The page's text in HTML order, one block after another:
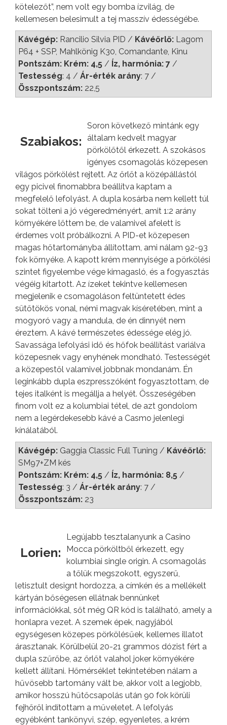
kötelezőt”, nem volt egy bomba ízvilág, de
kellemesen belesimult a tej masszív édességébe.
Kávégép: Rancilio Silvia PID / Kávéőrlő: Lagom
P64 + SSP, Mahlkönig K30, Comandante, Kinu
Pontszám: Krém: 4,5 / Íz, harmónia: 7 /
Testesség: 4 / Ár-érték arány: 7 /
Összpontszám: 22,5
Szabiakos:
Soron következő mintánk egy
általam kedvelt magyar
pörkölőtől érkezett. A szokásos
igényes csomagolás közepesen
világos pörkölést rejtett. Az őrlőt a középállástól
egy picivel finomabbra beállítva kaptam a
megfelelő lefolyást. A dupla kosárba nem kellett túl
sokat tölteni a jó végeredményért, amit 1:2 arány
környékére lőttem be, de valamivel afelett is
érdemes volt próbálkozni. A PID-et közepesen
magas hőtartományba állítottam, ami nálam 92-93
fok környéke. A kapott krém mennyisége a pörkölési
szintet figyelembe vége kimagasló, és a fogyasztás
végéig kitartott. Az ízeket tekintve kellemesen
megjelenik e csomagoláson feltüntetett édes
sütőtökös vonal, némi magvak kíséretében, mint a
mogyoró vagy a mandula, de én dinnyét nem
éreztem. A kávé természetes édessége elég jó.
Savassága lefolyási idő és hőfok beállítást variálva
közepesnek vagy enyhének mondható. Testességét
a közepestől valamivel jobbnak mondanám. Én
leginkább dupla eszpresszóként fogyasztottam, de
tejes italként is megállja a helyét. Összeségében
finom volt ez a kolumbiai tétel, de azt gondolom
nem a legérdekesebb kávé a Casmo jelenlegi
kínálatából.
Kávégép: Gaggia Classic Full Tuning / Kávéőrlő:
SM97+ZM kés
Pontszám: Krém: 4,5 / Íz, harmónia: 8,5 /
Testesség: 3 / Ár-érték arány: 7 /
Összpontszám: 23
Lorien:
Legújabb tesztalanyunk a Casino
Mocca pörköltből érkezett, egy
kolumbiai single origin. A csomagolás
a tőlük megszokott, egyszerű,
letisztult designt hordozza, a címkén és a mellékelt
kártyán bőségesen ellátnak bennünket
információkkal, sőt még QR kód is található, amely a
honlapra vezet. A szemek épek, nagyjából
egységesen közepes pörkölésűek, kellemes illatot
árasztanak. Körülbelül 20-21 grammos dózist fért a
dupla szűrőbe, az őrlőt valahol joker környékére
kellett állítani. Hőmérséklet tekintetében nálam a
hűvösebb tartomány vált be, akkor volt a legjobb,
amikor hosszú hűtőcsapolás után 90 fok körüli
fejhőről indítottam a műveletet. A lefolyás
egyébként tankönyvi, szép, egyenletes, a krém